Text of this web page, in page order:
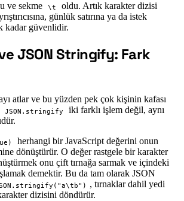
ve sekme \t
oldu. Artık karakter dizisi
günlük satırına ya da istek
kadar güvenlidir.
JSON Stringify: Fark
atlar ve bu yüzden pek çok kişinin kafası
JSON.stringify
iki farklı işlem değil, aynı
herhangi bir JavaScript değerini onun
dönüştürür. O değer rastgele bir karakter
onu çift tırnağa sarmak ve içindeki
demektir. Bu da tam olarak JSON
, tırnaklar dahil yedi
dizisini döndürür.